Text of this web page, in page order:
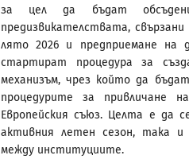
за цел да бъдат
предизвикателствата,
лято 2026 и предприемане на
стартират процедура за
механизъм, чрез който да
процедурите за привличане
Европейския съюз. Целта е да
активния летен сезон, така и
между институциите.